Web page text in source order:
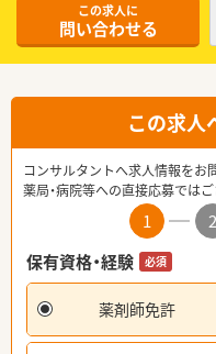
この求人に
問い合わせる
この求人
コンサルタントへ求人情報をお
薬局・病院等への直接応募では
1 2
保有資格・経験
必須
薬剤師免許